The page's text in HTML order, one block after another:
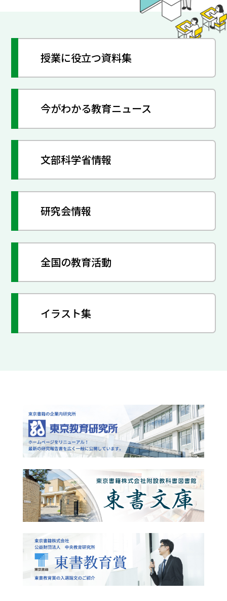
授業に役立つ資料集
今がわかる教育ニュース
文部科学省情報
研究会情報
全国の教育活動
イラスト集